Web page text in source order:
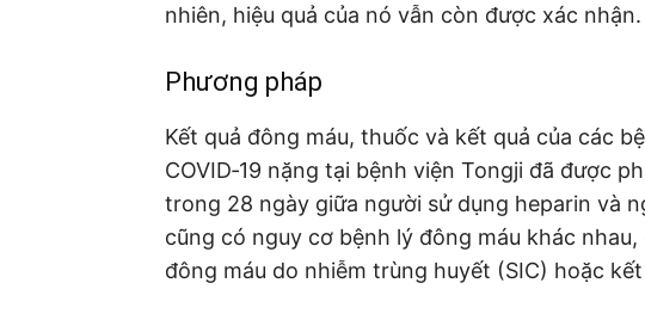
nhiên, hiệu quả của nó vẫn còn được xác nhận.
Phương pháp
Kết quả đông máu, thuốc và kết quả của các
COVID‐19 nặng tại bệnh viện Tongji đã được
trong 28 ngày giữa người sử dụng heparin và
cũng có nguy cơ bệnh lý đông máu khác
đông máu do nhiễm trùng huyết (SIC) hoặc kết